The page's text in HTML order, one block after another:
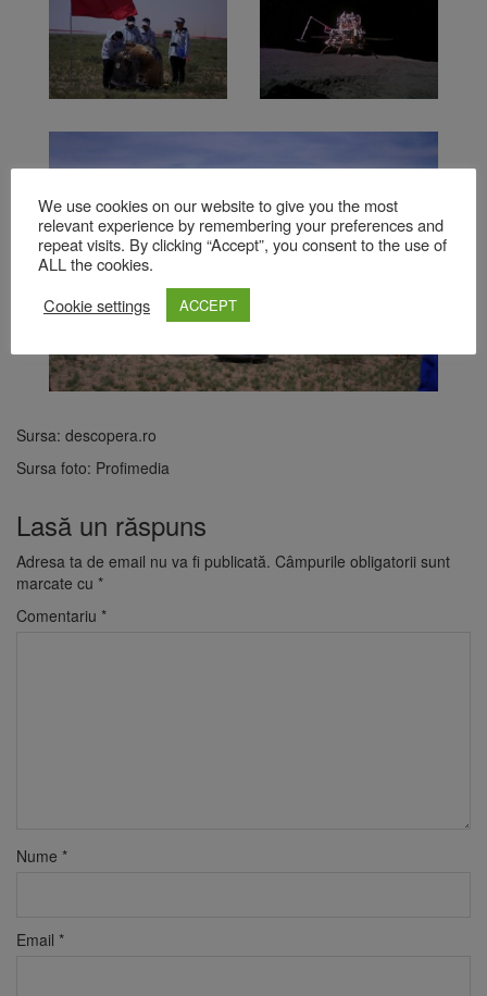
Sursa: descopera.ro
Sursa foto: Profimedia
Lasă un răspuns
Adresa ta de email nu va fi publicată. Câmpurile obligatorii sunt
marcate cu *
Comentariu *
Nume *
Email *
We use cookies on our website to give you the most
relevant experience by remembering your preferences and
repeat visits. By clicking “Accept”, you consent to the use of
ALL the cookies.
Cookie settings
ACCEPT